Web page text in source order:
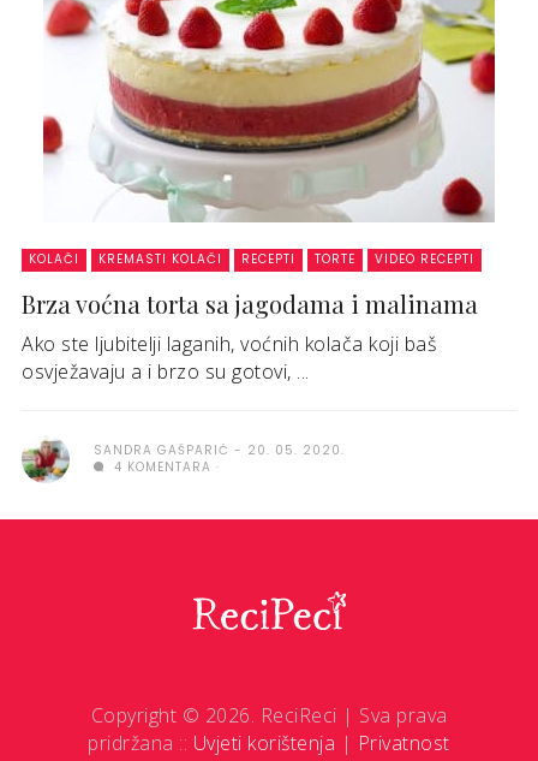
KOLAČI KREMASTI KOLAČI RECEPTI TORTE VIDEO RECEPTI
Brza voćna torta sa jagodama i malinama
Ako ste ljubitelji laganih, voćnih kolača koji baš
osvježavaju a i brzo su gotovi, ...
SANDRA GAŠPARIĆ
20. 05. 2020.
4 KOMENTARA
Copyright © 2026. ReciReci | Sva prava
pridržana :: Uvjeti korištenja | Privatnost